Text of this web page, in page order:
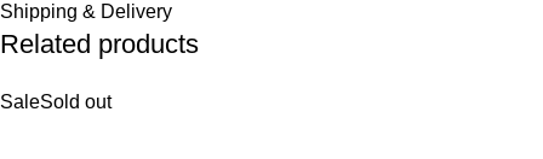
Shipping & Delivery
Related products
SaleSold out